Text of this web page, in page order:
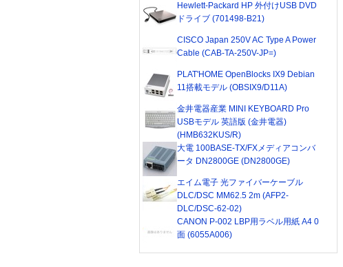
Hewlett-Packard HP 外付けUSB DVD
ドライブ (701498-B21)
CISCO Japan 250V AC Type A Power
Cable (CAB-TA-250V-JP=)
PLAT'HOME OpenBlocks IX9 Debian
11搭載モデル (OBSIX9/D11A)
金井電器産業 MINI KEYBOARD Pro
USBモデル 英語版 (金井電器)
(HMB632KUS/R)
大電 100BASE-TX/FXメディアコンバ
ータ DN2800GE (DN2800GE)
エイム電子 光ファイバーケーブル
DLC/DSC MM62.5 2m (AFP2-
DLC/DSC-62-02)
CANON P-002 LBP用ラベル用紙 A4 0
面 (6055A006)